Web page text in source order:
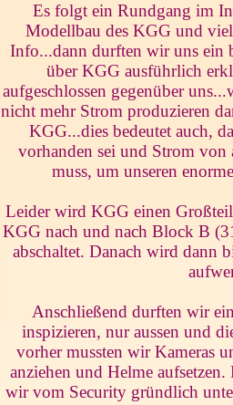
Es folgt ein Rundgang im
Modellbau des KGG und
Info...dann durften wir uns ein
über KGG ausführlich
aufgeschlossen gegenüber
nicht mehr Strom produzieren
KGG...dies bedeutet auch,
vorhanden sei und Strom von
muss, um unseren
Leider wird KGG einen
KGG nach und nach Block B
abschaltet. Danach wird dann
Anschließend durften wir
inspizieren, nur aussen und
vorher mussten wir Kameras
anziehen und Helme
wir vom Security gründlich